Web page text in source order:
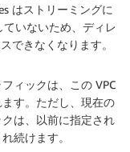
はストリーミングに
いないため、ディレ
できなくなります。
ィックは、この VPC
す。ただし、現在の
は、以前に指定され
続けます。